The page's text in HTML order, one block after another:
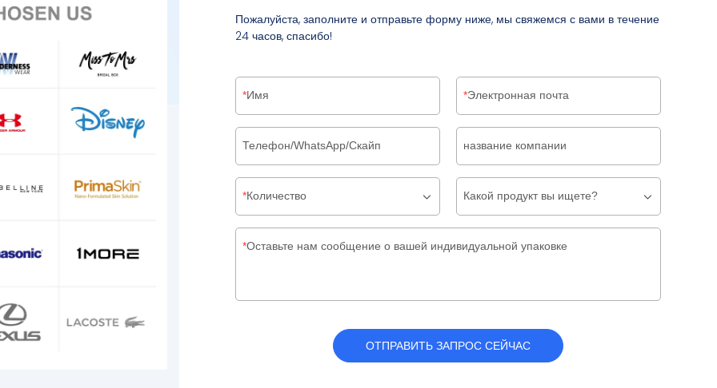
Пожалуйста, заполните и отправьте форму ниже, мы свяжемся с вами в течение
24 часов, спасибо!
Имя Электронная почта
Телефон/WhatsApp/Скайп название компании
Количество Какой продукт вы ищете?
Оставьте нам сообщение о вашей индивидуальной упаковке
ОТПРАВИТЬ ЗАПРОС СЕЙЧАС